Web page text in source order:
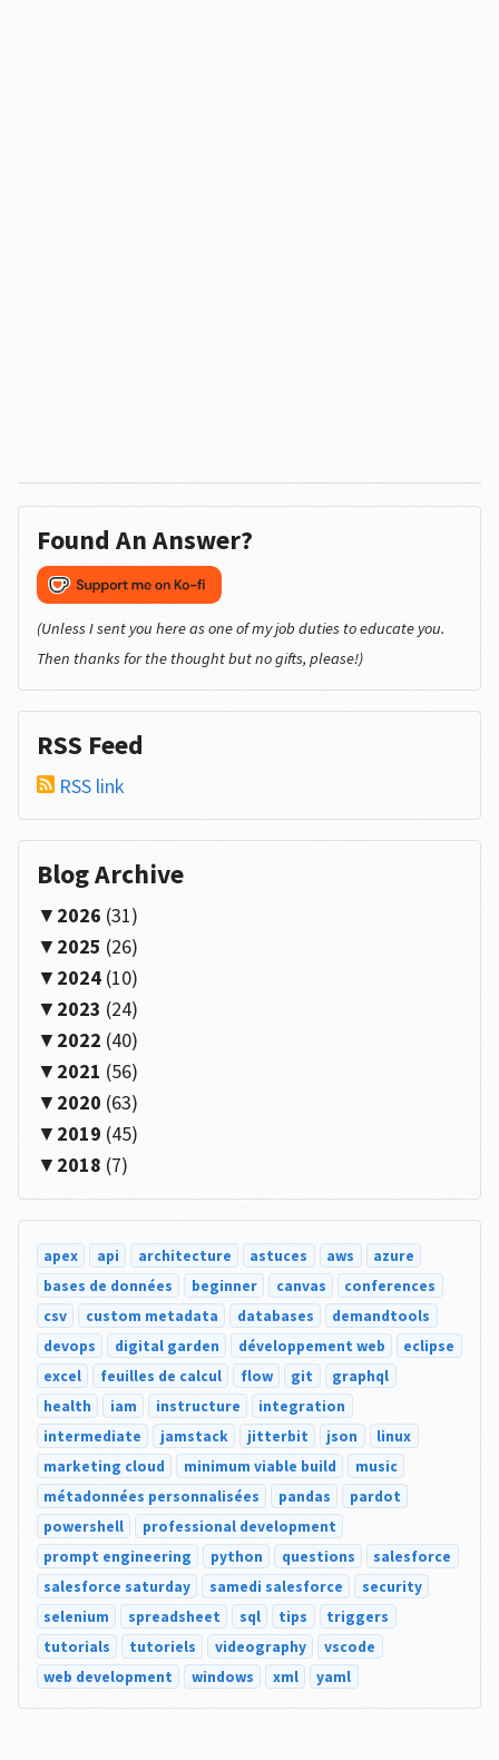
Found An Answer?
(Unless I sent you here as one of my job duties to educate you.
Then thanks for the thought but no gifts, please!)
RSS Feed
RSS link
Blog Archive
2026 (31)
2025 (26)
2024(10)
2023 (24)
2022 (40)
2021 (56)
2020 (63)
2019 (45)
2018 (7)
apex api architecture astuces aws
azure
bases de données
beginner canvas
conferences
csv
custom metadata databases
demandtools
devops
digital garden développement web
eclipse
excel
feuilles de calcul flow git
graphql
health
iam instructure
integration
intermediate
jamstack jitterbit json
linux
marketing cloud
minimum viable build
music
métadonnées personnalisées
pandas
pardot
powershell
professional development
prompt engineering
python questions
salesforce
salesforce saturday
samedi salesforce
security
selenium
spreadsheet sql tips
triggers
tutorials
tutoriels videography
vscode
web development
windows xml yaml